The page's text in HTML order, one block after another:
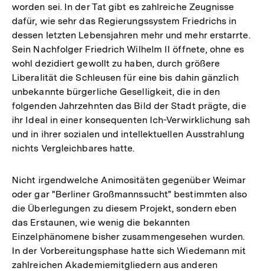
worden sei. In der Tat gibt es zahlreiche Zeugnisse
dafür, wie sehr das Regierungssystem Friedrichs in
dessen letzten Lebensjahren mehr und mehr erstarrte.
Sein Nachfolger Friedrich Wilhelm II öffnete, ohne es
wohl dezidiert gewollt zu haben, durch größere
Liberalität die Schleusen für eine bis dahin gänzlich
unbekannte bürgerliche Geselligkeit, die in den
folgenden Jahrzehnten das Bild der Stadt prägte, die
ihr Ideal in einer konsequenten Ich-Verwirklichung sah
und in ihrer sozialen und intellektuellen Ausstrahlung
nichts Vergleichbares hatte.
Nicht irgendwelche Animositäten gegenüber Weimar
oder gar "Berliner Großmannssucht" bestimmten also
die Überlegungen zu diesem Projekt, sondern eben
das Erstaunen, wie wenig die bekannten
Einzelphänomene bisher zusammengesehen wurden.
In der Vorbereitungsphase hatte sich Wiedemann mit
zahlreichen Akademiemitgliedern aus anderen